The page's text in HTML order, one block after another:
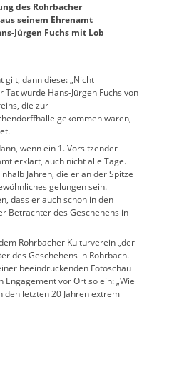
des Rohrbacher
seinem Ehrenamt
Jürgen Fuchs mit Lob
gilt, dann diese: „Nicht
wurde Hans-Jürgen Fuchs von
die zur
gekommen waren,
wenn ein 1. Vorsitzender
erklärt, auch nicht alle Tage.
Jahren, die er an der Spitze
gelungen sein.
dass er auch schon in den
Betrachter des Geschehens in
Rohrbacher Kulturverein „der
des Geschehens in Rohrbach.
beeindruckenden Fotoschau
vor Ort so ein: „Wie
den letzten 20 Jahren extrem